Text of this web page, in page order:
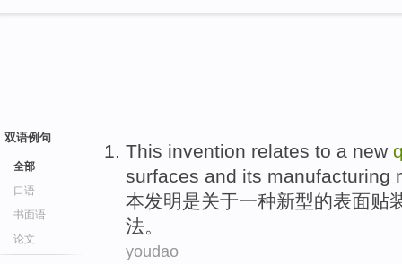
双语例句
全部
口语
书面语
论文
This invention relates to a new
surfaces and its manufacturing
本发明是关于一种新型的表面贴
法。
youdao